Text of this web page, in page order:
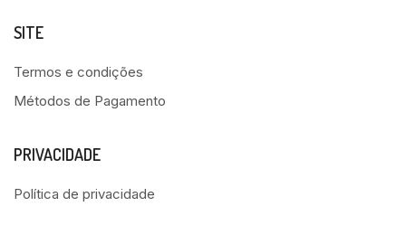
SITE
Termos e condições
Métodos de Pagamento
PRIVACIDADE
Política de privacidade